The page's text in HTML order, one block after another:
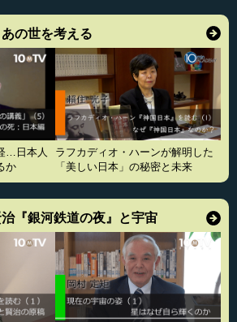
の世を考える
…日本人
か
ラフカディオ・ハーンが解明した
「美しい日本」の秘密と未来
『銀河鉄道の夜』と宇宙